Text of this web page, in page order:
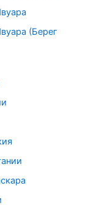
(Берег